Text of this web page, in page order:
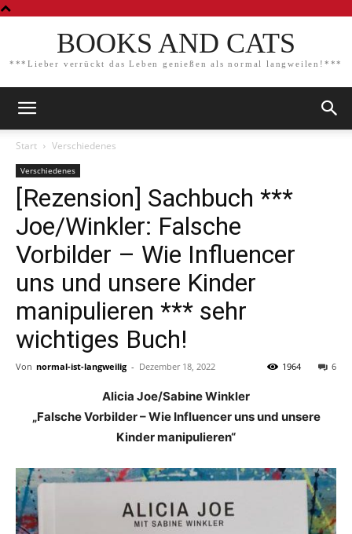
BOOKS AND CATS
***Lieber verrückt das Leben genießen als normal langweilen!***
Start Verschiedenes
Verschiedenes
[Rezension] Sachbuch ***
Joe/Winkler: Falsche
Vorbilder – Wie Influencer
uns und unsere Kinder
manipulieren *** sehr
wichtiges Buch!
Von normal-ist-langweilig - Dezember 18, 2022 6
1964
Alicia Joe/Sabine Winkler
„Falsche Vorbilder – Wie Influencer uns und unsere
Kinder manipulieren“